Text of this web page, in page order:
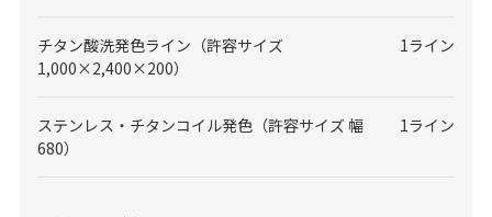
チタン酸洗発色ライン（許容サイズ
1,000×2,400×200）
1ライン
ステンレス・チタンコイル発色（許容サイズ 幅
680）
1ライン